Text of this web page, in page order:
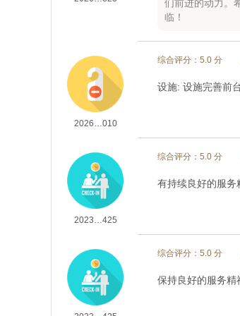
们前进的动力。
临！
2026…010
综合评分：5.0 分
设施: 设施完善前
2023…425
综合评分：5.0 分
有持续良好的服务
综合评分：5.0 分
保持良好的服务精